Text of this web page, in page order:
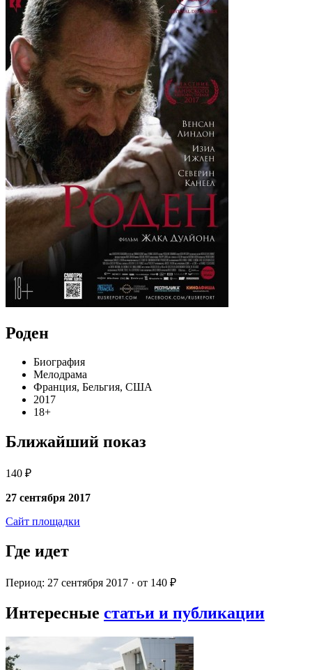
Роден
Биография
Мелодрама
Франция, Бельгия, США
2017
18+
Ближайший показ
140 ₽
27 сентября 2017
Сайт площадки
Где идет
Период: 27 сентября 2017 · от 140 ₽
Интересные статьи и публикации